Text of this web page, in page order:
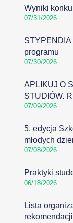
Wyniki
07/31/2026
programu
07/30/2026
APLIKUJ O
STUDIÓW.
07/09/2026
5. edycja
młodych
07/08/2026
Praktyki
06/18/2026
Lista